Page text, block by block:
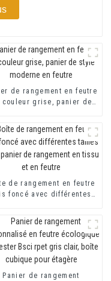
de rangement en feutre
couleur grise, panier de
de rangement en feutre
foncé avec différentes
feutre
Panier de rangement